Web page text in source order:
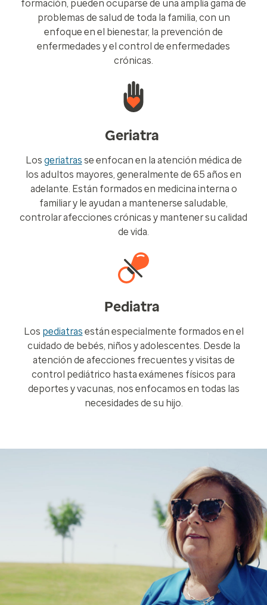
formación, pueden ocuparse de una amplia gama de
problemas de salud de toda la familia, con un
enfoque en el bienestar, la prevención de
enfermedades y el control de enfermedades
crónicas.
Geriatra
Los geriatras se enfocan en la atención médica de
los adultos mayores, generalmente de 65 años en
adelante. Están formados en medicina interna o
familiar y le ayudan a mantenerse saludable,
controlar afecciones crónicas y mantener su calidad
de vida.
Pediatra
Los pediatras están especialmente formados en el
cuidado de bebés, niños y adolescentes. Desde la
atención de afecciones frecuentes y visitas de
control pediátrico hasta exámenes físicos para
deportes y vacunas, nos enfocamos en todas las
necesidades de su hijo.